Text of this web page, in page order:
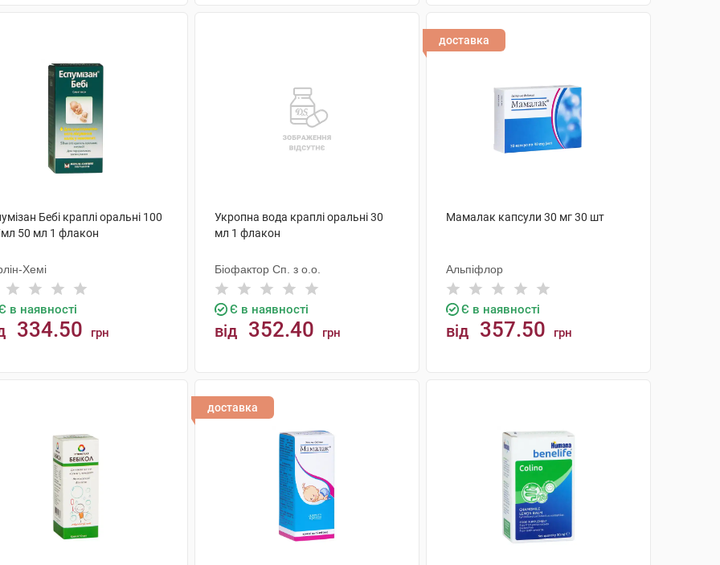
Бебі краплі оральні 100
50 мл 1 флакон
Хемі
в наявності
334.50 грн
Укропна вода краплі оральні 30
мл 1 флакон
Біофактор Сп. з о.о.
Є в наявності
від 352.40 грн
доставка
Мамалак капсули 30 мг 30 шт
Альпіфлор
Є в наявності
від 357.50 грн
доставка